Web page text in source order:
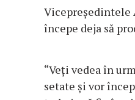
Vicepreşedintele
începe deja să
“Veţi vedea în
setate şi vor